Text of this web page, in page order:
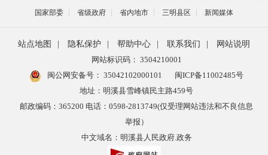
国家部委 省级政府 省内地市 三明县区 新闻媒体
站点地图 隐私保护 帮助中心 联系我们
网站说明
网站标识码： 3504210001
闽公网安备号： 35042102000101
闽ICP备11002485号
地址：明溪县雪峰镇民主路459号
邮政编码：365200 电话：0598-2813749(仅受理网站违法和不良信息
举报）
中文域名：明溪县人民政府.政务